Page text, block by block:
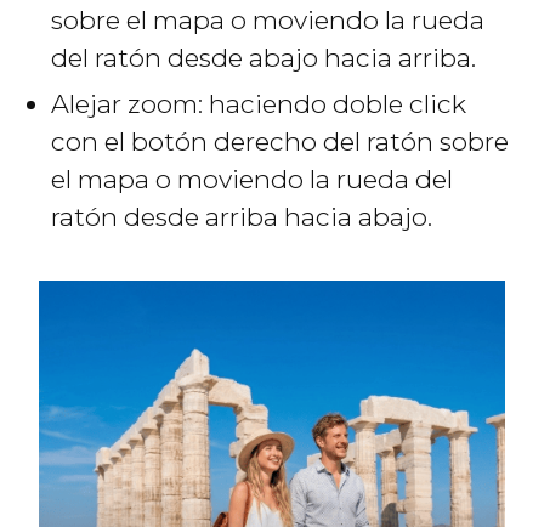
sobre el mapa o moviendo la rueda
del ratón desde abajo hacia arriba.
Alejar zoom: haciendo doble click
con el botón derecho del ratón sobre
el mapa o moviendo la rueda del
ratón desde arriba hacia abajo.